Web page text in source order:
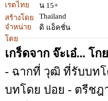
เรตไทย
น 15+
สร้างโดย
Thailand
จำหน่าย
โดย
ดิ แอ็คชั่น
เกร็ดจาก จ๊ะเอ๋... โก
- ฉากที่ วุฒิ ที่รับบทโ
บทโดย ปอย - ตรีชฎ